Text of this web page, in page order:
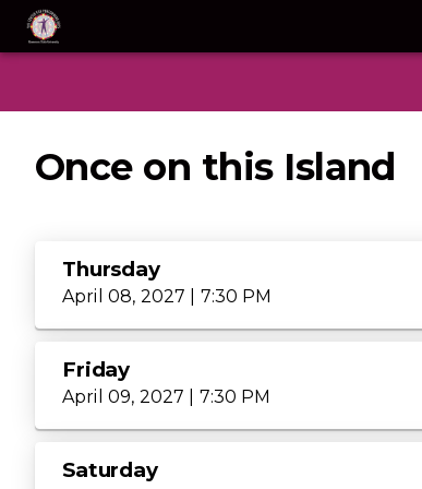
Once on this Island
Thursday
April 08, 2027 | 7:30 PM
Friday
April 09, 2027 | 7:30 PM
Saturday